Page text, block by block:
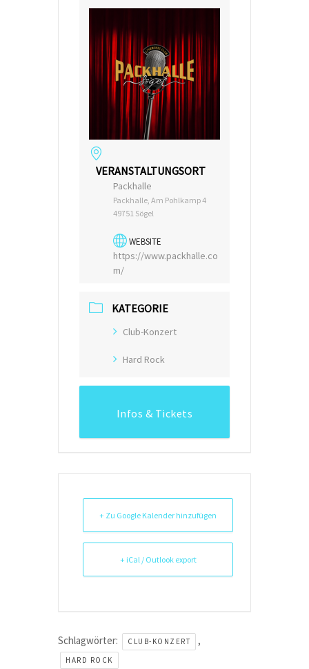
VERANSTALTUNGSORT
Packhalle
Packhalle, Am Pohlkamp 4
49751 Sögel
WEBSITE
https://www.packhalle.co
m/
KATEGORIE
Club-Konzert
Hard Rock
Infos & Tickets
+ Zu Google Kalender hinzufügen
+ iCal / Outlook export
Schlagwörter: CLUB-KONZERT ,
HARD ROCK